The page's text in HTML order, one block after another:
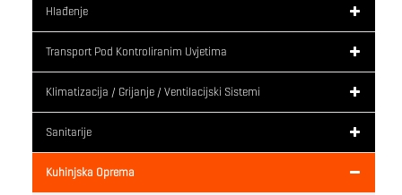
Hlađenje
Transport Pod Kontroliranim Uvjetima
Klimatizacija / Grijanje / Ventilacijski Sistemi
Sanitarije
Kuhinjska Oprema